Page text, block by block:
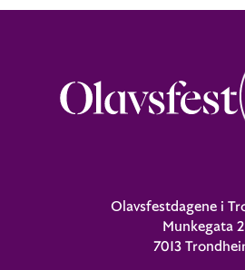
Olavsfestdagene i
Munkegata 2
7013